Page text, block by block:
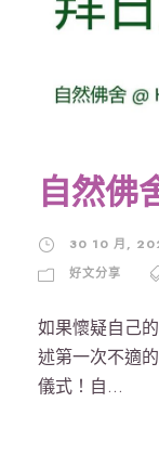
自然佛
30 10 月,
好文分享
如果懷疑自己
述第一次不適
儀式！自...